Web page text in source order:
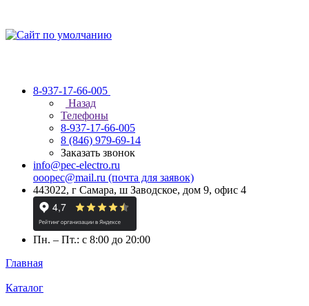
8-937-17-66-005
Назад
Телефоны
8-937-17-66-005
8 (846) 979-69-14
Заказать звонок
info@pec-electro.ru
ooopec@mail.ru (почта для заявок)
443022, г Самара, ш Заводское, дом 9, офис 4
Пн. – Пт.: с 8:00 до 20:00
Главная
Каталог